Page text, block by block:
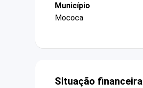
Município
Mococa
Situação financeira